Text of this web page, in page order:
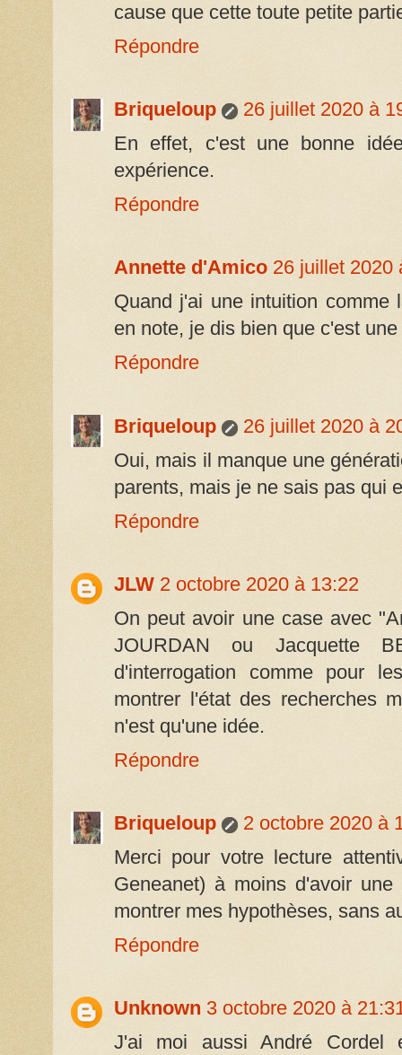
cause que cette toute petite
Répondre
Briqueloup
26 juillet 2020 à
En effet, c'est une bonne
expérience.
Répondre
Annette d'Amico 26 juillet 2020
Quand j'ai une intuition
en note, je dis bien que c'est
Répondre
Briqueloup
26 juillet 2020 à
Oui, mais il manque une
parents, mais je ne sais pas qui
Répondre
JLW 2 octobre 2020 à 13:22
On peut avoir une case avec
JOURDAN ou Jacquette
d'interrogation comme pour
montrer l'état des recherches
n'est qu'une idée.
Répondre
Briqueloup
2 octobre 2020 à
Merci pour votre lecture
Geneanet) à moins d'avoir
montrer mes hypothèses, sans
Répondre
Unknown 3 octobre 2020 à
J'ai moi aussi André Cordel